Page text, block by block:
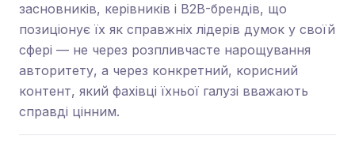
засновників, керівників і B2B-брендів, що
позиціонує їх як справжніх лідерів думок у своїй
сфері — не через розпливчасте нарощування
авторитету, а через конкретний, корисний
контент, який фахівці їхньої галузі вважають
справді цінним.